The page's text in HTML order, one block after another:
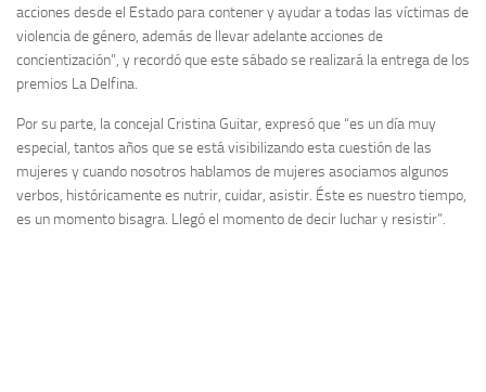
acciones desde el Estado para contener y ayudar a todas las víctimas de
violencia de género, además de llevar adelante acciones de
concientización”, y recordó que este sábado se realizará la entrega de los
premios La Delfina.
Por su parte, la concejal Cristina Guitar, expresó que “es un día muy
especial, tantos años que se está visibilizando esta cuestión de las
mujeres y cuando nosotros hablamos de mujeres asociamos algunos
verbos, históricamente es nutrir, cuidar, asistir. Éste es nuestro tiempo,
es un momento bisagra. Llegó el momento de decir luchar y resistir”.